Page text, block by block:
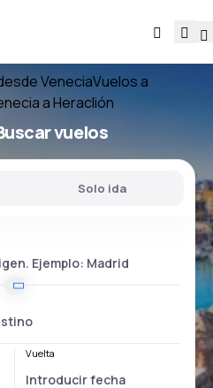
VeneciaVuelos a
a Heraclión
vuelos
Solo ida
Vuelta